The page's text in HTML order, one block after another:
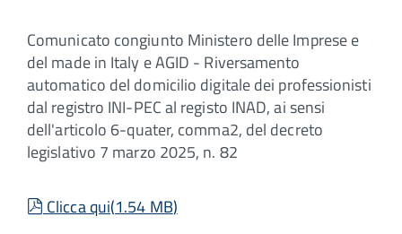
Comunicato congiunto Ministero delle Imprese e
del made in Italy e AGID - Riversamento
automatico del domicilio digitale dei professionisti
dal registro INI-PEC al registo INAD, ai sensi
dell'articolo 6-quater, comma2, del decreto
legislativo 7 marzo 2025, n. 82
pdf
Clicca qui(1.54 MB)